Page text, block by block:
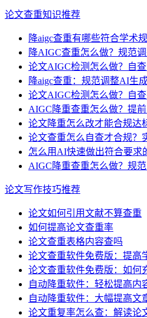
论文查重知识推荐
降aigc查重有哪些符合学术
降AIGC查重怎么做？规范
论文AIGC检测怎么做？自
降aigc查重：规范调整AI生
论文AIGC检测怎么做？自
AIGC降重查重怎么做？提
论文降重怎么改才能合规达
论文查重怎么自查才合规？
怎么用AI快速做出符合要求
AIGC降重查重怎么做？规
论文写作技巧推荐
论文如何引用文献不算查重
如何提高论文查重率
论文查重表格内容查吗
论文查重软件免费版：提高
论文查重软件免费版：如何
自动降重软件：轻松提高内
自动降重软件：大幅提高文
论文重复率怎么查：解读论